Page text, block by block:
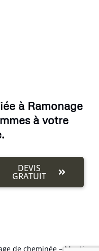
à Ramonage
à votre
DEVIS
GRATUIT
de cheminée –Mentions